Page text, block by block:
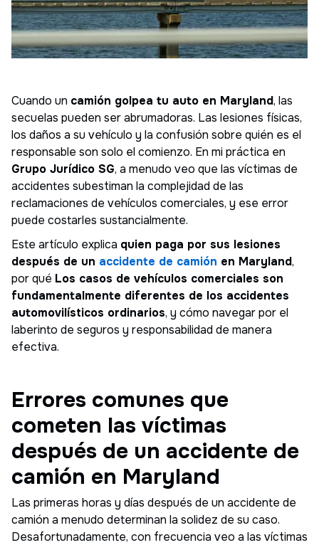
Cuando un camión golpea tu auto en Maryland, las
secuelas pueden ser abrumadoras. Las lesiones físicas,
los daños a su vehículo y la confusión sobre quién es el
responsable son solo el comienzo. En mi práctica en
Grupo Jurídico SG, a menudo veo que las víctimas de
accidentes subestiman la complejidad de las
reclamaciones de vehículos comerciales, y ese error
puede costarles sustancialmente.
Este artículo explica quien paga por sus lesiones
después de un accidente de camión en Maryland,
por qué Los casos de vehículos comerciales son
fundamentalmente diferentes de los accidentes
automovilísticos ordinarios, y cómo navegar por el
laberinto de seguros y responsabilidad de manera
efectiva.
Errores comunes que
cometen las víctimas
después de un accidente de
camión en Maryland
Las primeras horas y días después de un accidente de
camión a menudo determinan la solidez de su caso.
Desafortunadamente, con frecuencia veo a las víctimas